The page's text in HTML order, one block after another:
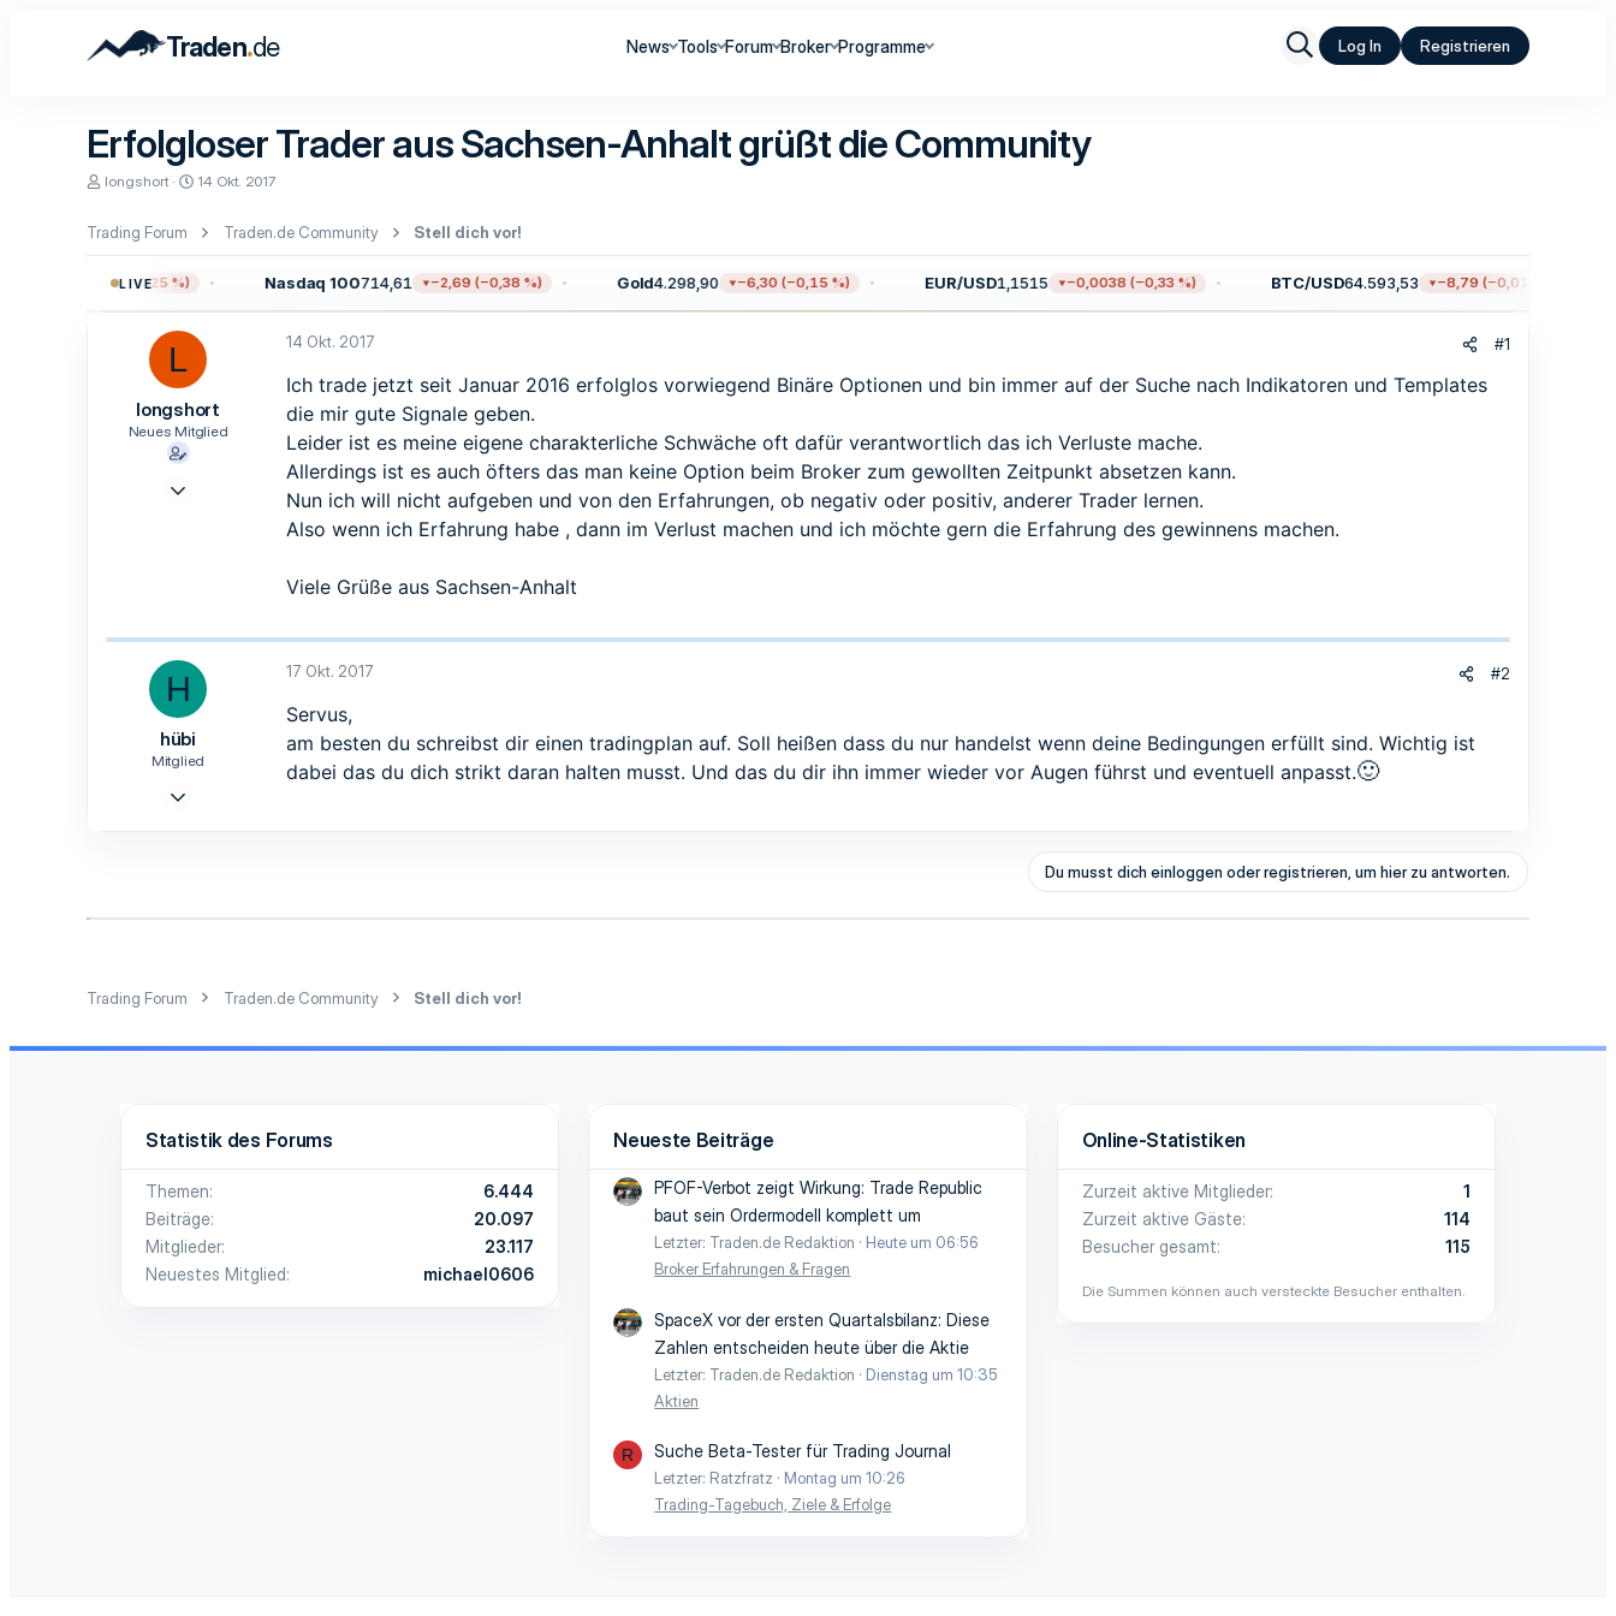
Traden.de News Tools Forum Broker Programme Log In Registrieren
Erfolgloser Trader aus Sachsen-Anhalt grüßt die Community
E
t
e
longshort
E
t
a
m
14 Okt. 2017
Trading Forum Traden.de Community Stell dich vor!
LIVE
−19,62 (−0,25 %) Nasdaq 100714,61 −2,69 (−0,38 %) Gold4.298,90 −6,30 (−0,15 %) EUR/USD1,1515 −0,0038 (−0,33 %) BTC/USD64.593,53 −8,79 (−0,01 %)
L
longshort
Neues Mitglied
14 Okt. 2017 #1
Ich trade jetzt seit Januar 2016 erfolglos vorwiegend Binäre Optionen und bin immer auf der Suche nach Indikatoren und Templates
die mir gute Signale geben.
Leider ist es meine eigene charakterliche Schwäche oft dafür verantwortlich das ich Verluste mache.
Allerdings ist es auch öfters das man keine Option beim Broker zum gewollten Zeitpunkt absetzen kann.
Nun ich will nicht aufgeben und von den Erfahrungen, ob negativ oder positiv, anderer Trader lernen.
Also wenn ich Erfahrung habe , dann im Verlust machen und ich möchte gern die Erfahrung des gewinnens machen.
Viele Grüße aus Sachsen-Anhalt
H
hübi
Mitglied
17 Okt. 2017 #2
Servus,
am besten du schreibst dir einen tradingplan auf. Soll heißen dass du nur handelst wenn deine Bedingungen erfüllt sind. Wichtig ist
dabei das du dich strikt daran halten musst. Und das du dir ihn immer wieder vor Augen führst und eventuell anpasst.🙂
Du musst dich einloggen oder registrieren, um hier zu antworten.
Trading Forum Traden.de Community Stell dich vor!
Statistik des Forums
Themen
6.444
Beiträge
20.097
Mitglieder
23.117
Neuestes Mitglied
michael0606
Neueste Beiträge
PFOF-Verbot zeigt Wirkung: Trade Republic
baut sein Ordermodell komplett um
Letzter: Traden.de Redaktion
Heute um 06:56
Broker Erfahrungen & Fragen
SpaceX vor der ersten Quartalsbilanz: Diese
Zahlen entscheiden heute über die Aktie
Letzter: Traden.de Redaktion
Dienstag um 10:35
Aktien
R Suche Beta-Tester für Trading Journal
Letzter: Ratzfratz
Montag um 10:26
Trading-Tagebuch, Ziele & Erfolge
Online-Statistiken
Zurzeit aktive Mitglieder
1
Zurzeit aktive Gäste
114
Besucher gesamt
115
Die Summen können auch versteckte Besucher enthalten.